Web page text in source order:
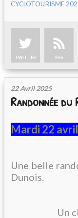
CYCLOTOURISME
TWITTER RSS
22 Avril 2025
Randonnée
Mardi 22
Une belle
Dunois.
Un